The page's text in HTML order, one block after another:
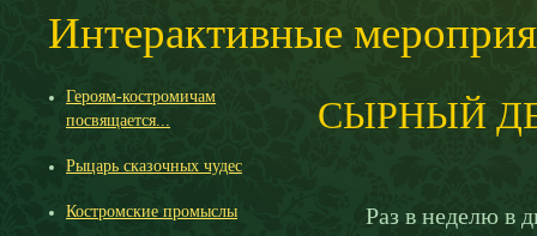
Интерактивные
Героям-костромичам
посвящается...
Рыцарь сказочных чудес
Костромские промыслы
СЫРНЫЙ
Раз в неделю в